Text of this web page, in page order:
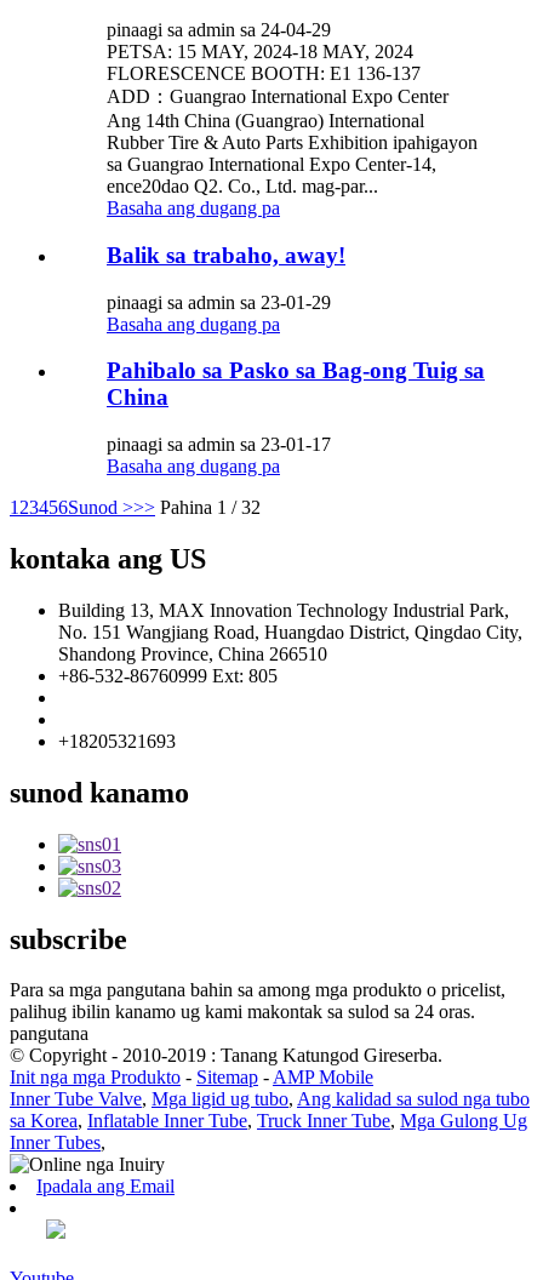
pinaagi sa admin sa 24-04-29
PETSA: 15 MAY, 2024-18 MAY, 2024
FLORESCENCE BOOTH: E1 136-137
ADD：Guangrao International Expo Center
Ang 14th China (Guangrao) International
Rubber Tire & Auto Parts Exhibition ipahigayon
sa Guangrao International Expo Center-14,
ence20dao Q2. Co., Ltd. mag-par...
Basaha ang dugang pa
Balik sa trabaho, away!
pinaagi sa admin sa 23-01-29
Basaha ang dugang pa
Pahibalo sa Pasko sa Bag-ong Tuig sa
China
pinaagi sa admin sa 23-01-17
Basaha ang dugang pa
1 23456Sunod >>> Pahina 1 / 32
kontaka ang US
Building 13, MAX Innovation Technology Industrial Park,
No. 151 Wangjiang Road, Huangdao District, Qingdao City,
Shandong Province, China 266510
+86-532-86760999 Ext: 805
+18205321693
sunod kanamo
subscribe
Para sa mga pangutana bahin sa among mga produkto o pricelist,
palihug ibilin kanamo ug kami makontak sa sulod sa 24 oras.
pangutana
© Copyright - 2010-2019 : Tanang Katungod Gireserba.
Init nga mga Produkto - Sitemap -AMP Mobile
Inner Tube Valve, Mga ligid ug tubo, Ang kalidad sa sulod nga tubo
sa Korea, Inflatable Inner Tube, Truck Inner Tube, Mga Gulong Ug
Inner Tubes,
Ipadala ang Email